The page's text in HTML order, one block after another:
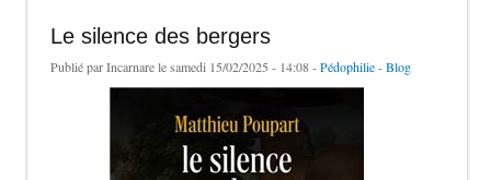
Le silence des bergers
Publié parIncarnarele samedi 15/02/2025 - 14:08 -Pédophilie-Blog